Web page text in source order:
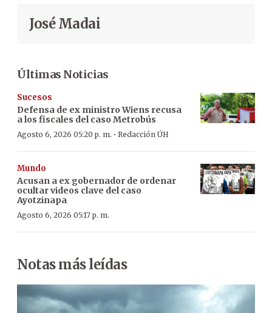
José Madai
Últimas Noticias
Sucesos
Defensa de ex ministro Wiens recusa
a los fiscales del caso Metrobús
Agosto 6, 2026 05:20 p. m. · Redacción ÚH
Mundo
Acusan a ex gobernador de ordenar
ocultar videos clave del caso
Ayotzinapa
Agosto 6, 2026 05:17 p. m.
Notas más leídas